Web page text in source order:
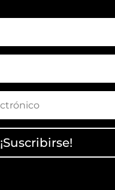
¡Suscribirse!